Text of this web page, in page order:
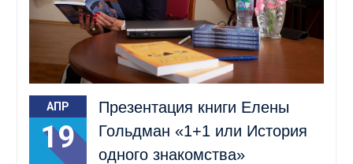
АПР
19
Презентация книги Елены
Гольдман «1+1 или История
одного знакомства»